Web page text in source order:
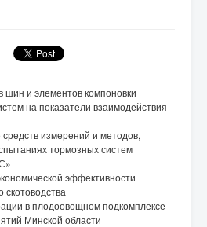
шин и элементов компоновки
на показатели взаимодействия
измерений и методов,
тормозных систем
эффективности
скотоводства
в плодоовощном подкомплексе
Минской области